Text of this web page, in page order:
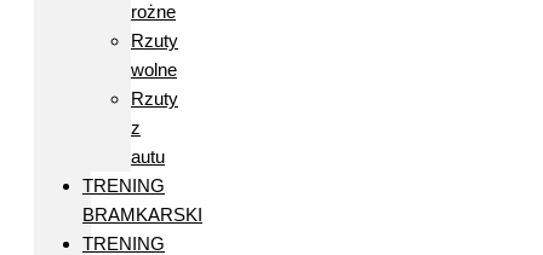
rożne
Rzuty
wolne
Rzuty
z
autu
TRENING
BRAMKARSKI
TRENING